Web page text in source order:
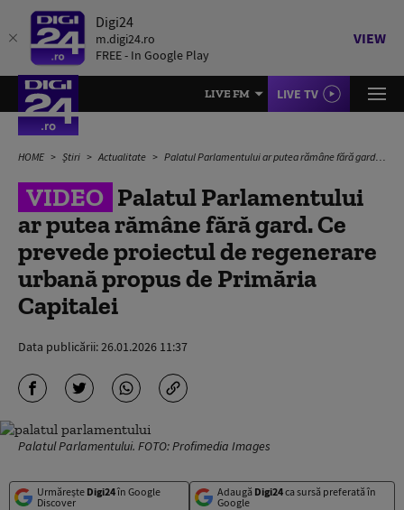
Digi24
m.digi24.ro
FREE - In Google Play
VIEW
LIVE FM LIVE TV
HOME Știri Actualitate Palatul Parlamentului ar putea rămâne fără gard. Ce prevede proiectul de regenerare urbană propus de Primăria Capitalei
VIDEO Palatul Parlamentului
ar putea rămâne fără gard. Ce
prevede proiectul de regenerare
urbană propus de Primăria
Capitalei
Data publicării:26.01.2026 11:37
Palatul Parlamentului. FOTO: Profimedia Images
Urmărește Digi24în Google
Discover
Adaugă Digi24ca sursă preferată în
Google